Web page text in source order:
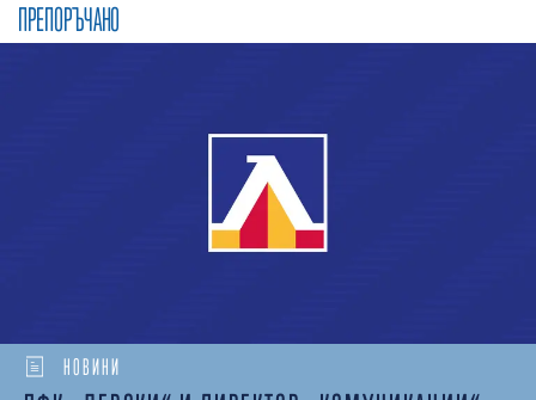
ПРЕПОРЪЧАНО
НОВИНИ